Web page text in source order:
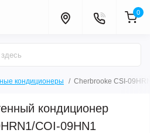
0
кондиционеры Cherbrooke CSI-
кондиционер
COI-09HN1